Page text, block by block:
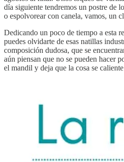
día siguiente tendremos un postre de
o espolvorear con canela, vamos, un
Dedicando un poco de tiempo a esta
puedes olvidarte de esas natillas
composición dudosa, que se
aún piensan que no se pueden hacer
el mandil y deja que la cosa se